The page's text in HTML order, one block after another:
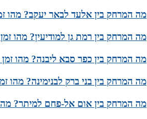
מה המרחק בין אלעד לבאר יעקב? מהו
מה המרחק בין רמת גן למודיעין? מהו
מה המרחק בין כפר סבא ליבנה? מהו זמן
מה המרחק בין בני ברק לבנימינה? מהו
מה המרחק בין אום אל-פחם למיתר? מהו